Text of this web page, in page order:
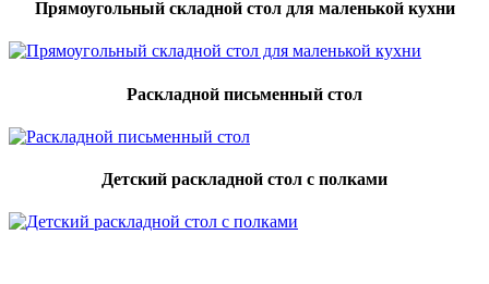
Прямоугольный складной стол для маленькой кухни
Раскладной письменный стол
Детский раскладной стол с полками